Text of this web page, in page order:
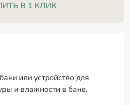
В 1 КЛИК
или устройство для
и влажности в бане.